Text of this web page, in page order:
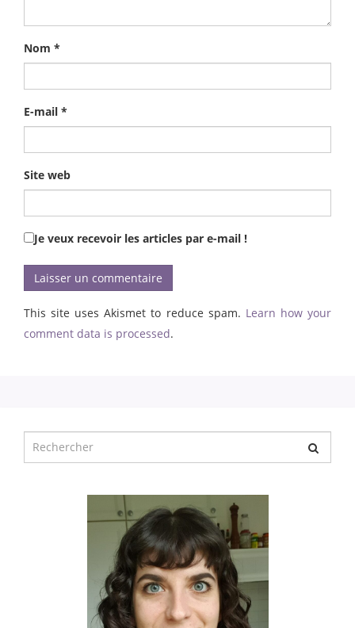
Nom *
E-mail *
Site web
Je veux recevoir les articles par e-mail !
This site uses Akismet to reduce spam. Learn how your
comment data is processed.
pour
: